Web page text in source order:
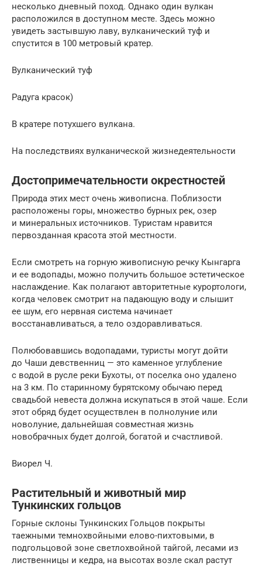
несколько дневный поход. Однако один вулкан
расположился в доступном месте. Здесь можно
увидеть застывшую лаву, вулканический туф и
спустится в 100 метровый кратер.
Вулканический туф
Радуга красок)
В кратере потухшего вулкана.
На последствиях вулканической жизнедеятельности
Достопримечательности окрестностей
Природа этих мест очень живописна. Поблизости
расположены горы, множество бурных рек, озер
и минеральных источников. Туристам нравится
первозданная красота этой местности.
Если смотреть на горную живописную речку Кынгарга
и ее водопады, можно получить большое эстетическое
наслаждение. Как полагают авторитетные курортологи,
когда человек смотрит на падающую воду и слышит
ее шум, его нервная система начинает
восстанавливаться, а тело оздоравливаться.
Полюбовавшись водопадами, туристы могут дойти
до Чаши девственниц — это каменное углубление
с водой в русле реки Бухоты, от поселка оно удалено
на 3 км. По старинному бурятскому обычаю перед
свадьбой невеста должна искупаться в этой чаше. Если
этот обряд будет осуществлен в полнолуние или
новолуние, дальнейшая совместная жизнь
новобрачных будет долгой, богатой и счастливой.
Виорел Ч.
Растительный и животный мир
Тункинских гольцов
Горные склоны Тункинских Гольцов покрыты
таежными темнохвойными елово-пихтовыми, в
подгольцовой зоне светлохвойной тайгой, лесами из
лиственницы и кедра, на высотах возле скал растут